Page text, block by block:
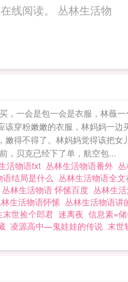
林生活物
一会是包一会是衣服，林薇
穿粉嫩嫩的衣服，林妈妈一边
得不得了。林妈妈觉得该把女
，贝克已经下了单，航空包...
活物语txt 丛林生活物语番外
语结局是什么 丛林生活物语全
丛林生活物语 怀愫百度 丛林生
生活物语怀愫 丛林生活物语讲
末世捡个郎君 迷离夜 信息素=
凌源高中—鬼娃娃的传说 末世